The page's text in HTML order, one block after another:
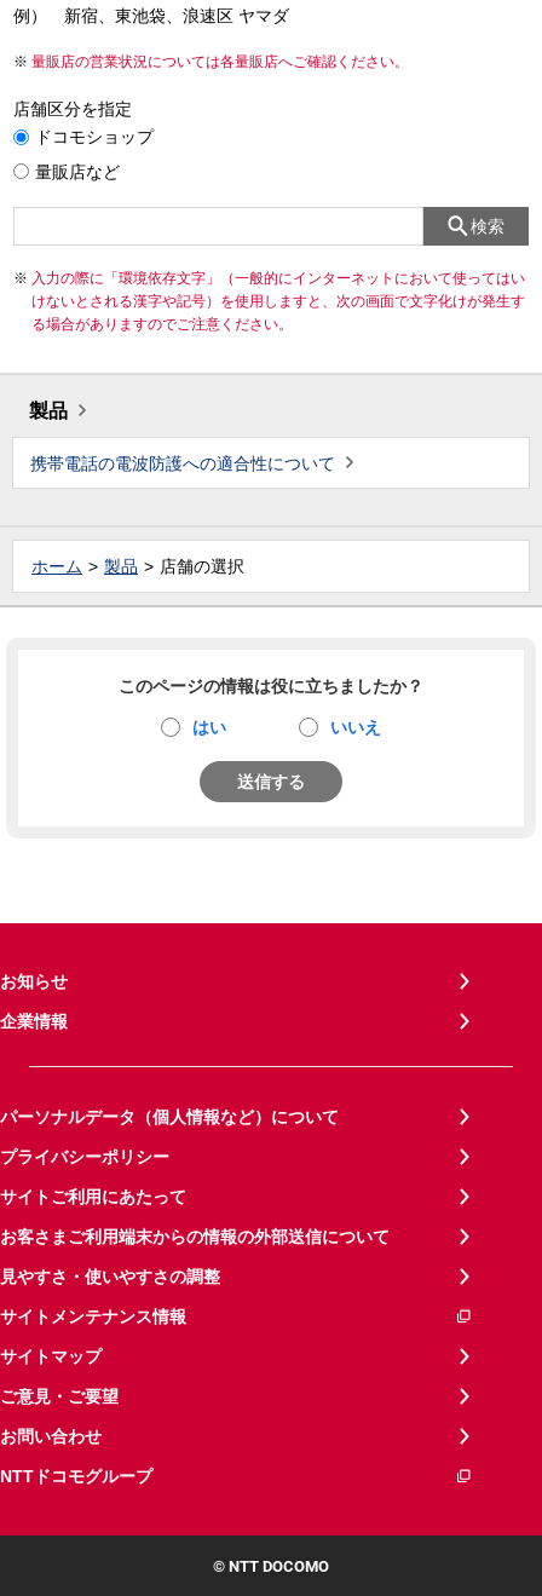
例） 新宿、東池袋、浪速区 ヤマダ
量販店の営業状況については各量販店へご確認ください。
店舗区分を指定
ドコモショップ
量販店など
検索
入力の際に「環境依存文字」（一般的にインターネットにおいて使ってはい
けないとされる漢字や記号）を使用しますと、次の画面で文字化けが発生す
る場合がありますのでご注意ください。
製品
携帯電話の電波防護への適合性について
ホーム 製品 店舗の選択
このページの情報は役に立ちましたか？
はい いいえ
送信する
お知らせ
企業情報
パーソナルデータ（個人情報など）について
プライバシーポリシー
サイトご利用にあたって
お客さまご利用端末からの情報の外部送信について
見やすさ・使いやすさの調整
サイトメンテナンス情報
サイトマップ
ご意見・ご要望
お問い合わせ
NTTドコモグループ
© NTT DOCOMO